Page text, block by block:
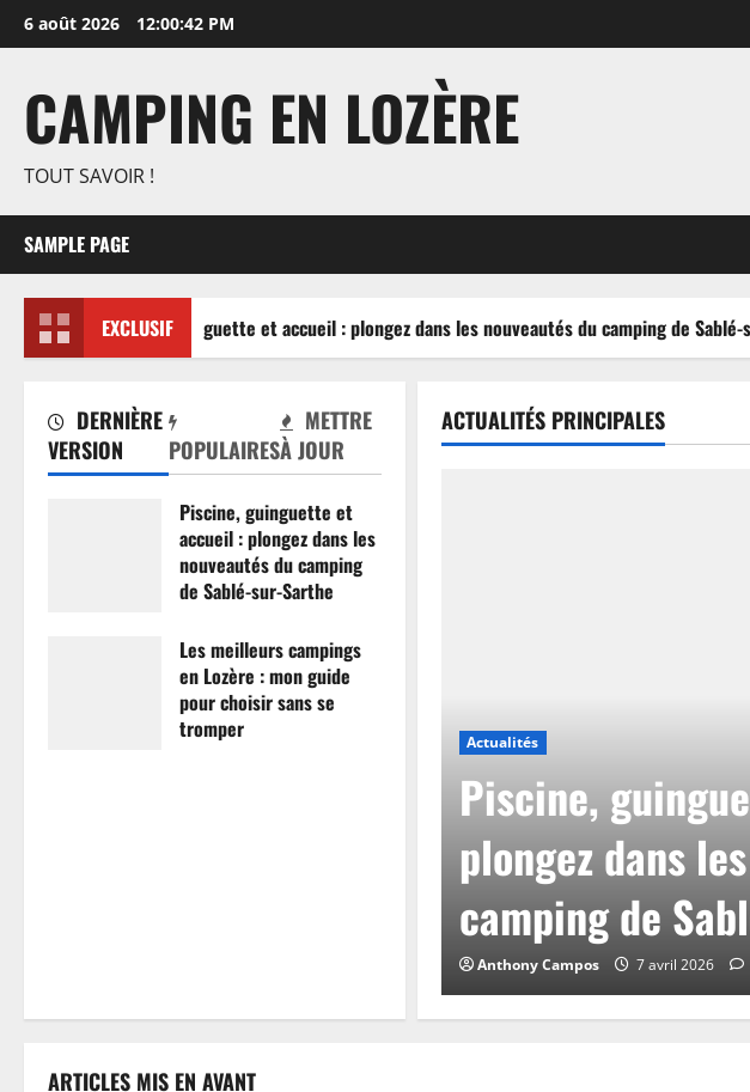
Aller
au
6 août 2026 12:00:43 PM
CAMPING EN LOZÈRE
TOUT SAVOIR !
SAMPLE PAGE
EXCLUSIF
Piscine, guinguette et accueil : plongez dans les nouveautés du camping de Sablé-
DERNIÈRE
VERSION
POPULAIRES
METTRE
À JOUR
Piscine, guinguette et
accueil : plongez dans les
nouveautés du camping
de Sablé-sur-Sarthe
Les meilleurs campings
en Lozère : mon guide
pour choisir sans se
tromper
ACTUALITÉS PRINCIPALES
Actualités
Piscine,
plongez dans
camping de
Anthony Campos 7 avril 2026
ARTICLES MIS EN AVANT